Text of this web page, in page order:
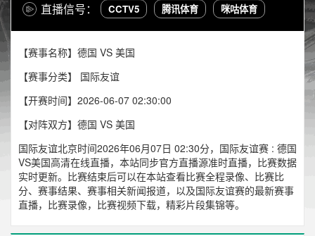
直播信号： CCTV5 腾讯体育 咪咕体育
【赛事名称】德国 VS 美国
【赛事分类】 国际友谊
【开赛时间】2026-06-07 02:30:00
【对阵双方】德国 VS 美国
国际友谊北京时间2026年06月07日 02:30分，国际友谊赛 : 德国
VS美国高清在线直播，本站同步官方直播源准时直播，比赛数据
实时更新。比赛结束后可以在本站查看比赛全程录像、比赛比
分、赛事结果、赛事相关新闻报道，以及国际友谊赛的最新赛事
直播，比赛录像，比赛视频下载，精彩片段集锦等。